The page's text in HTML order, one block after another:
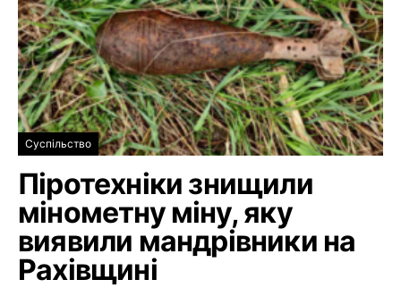
Суспільство
Піротехніки знищили
мінометну міну, яку
виявили мандрівники на
Рахівщині